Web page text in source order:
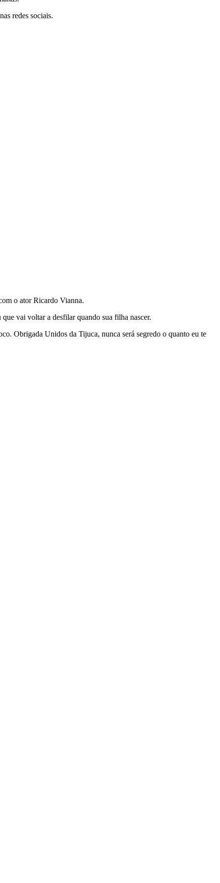
redes sociais.
o ator Ricardo Vianna.
vai voltar a desfilar quando sua filha nascer.
Obrigada Unidos da Tijuca, nunca será segredo o quanto eu te